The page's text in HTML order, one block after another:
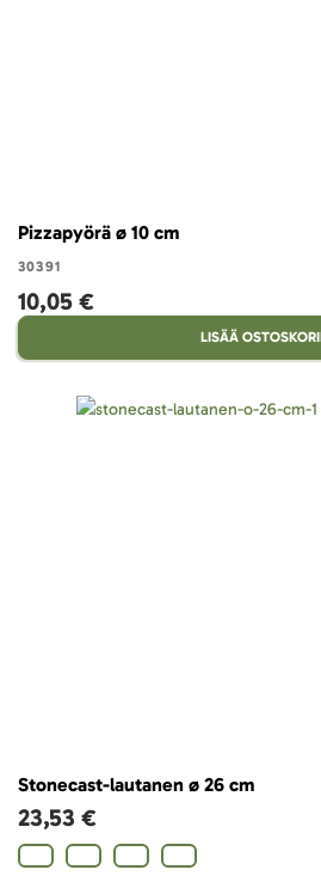
Pizzapyörä ø 10 cm
30391
10,05 €
LISÄÄ
Stonecast-lautanen ø 26 cm
23,53 €